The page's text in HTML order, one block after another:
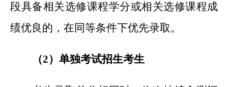
段具备相关选修课程学分或相关选修课程成
绩优良的，在同等条件下优先录取。
（2）单独考试招生考生